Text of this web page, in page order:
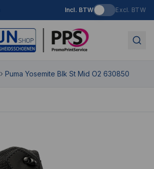
Incl. BTW Excl. BTW
Puma Yosemite Blk St Mid O2 630850